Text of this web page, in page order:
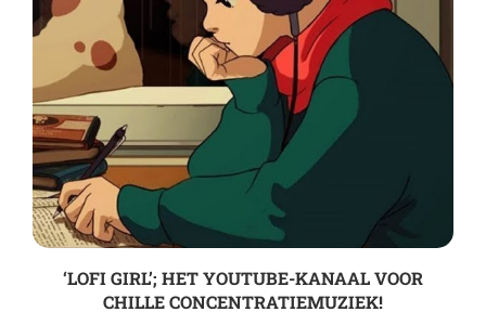
‘LOFI GIRL’; HET YOUTUBE-KANAAL VOOR
CHILLE CONCENTRATIEMUZIEK!